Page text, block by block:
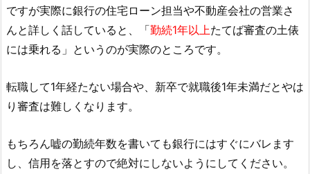
ですが実際に銀行の住宅ローン担当や不動産会社の営業さ
んと詳しく話していると、「勤続1年以上たてば審査の土俵
には乗れる」というのが実際のところです。
転職して1年経たない場合や、新卒で就職後1年未満だとやは
り審査は難しくなります。
もちろん嘘の勤続年数を書いても銀行にはすぐにバレます
し、信用を落とすので絶対にしないようにしてください。